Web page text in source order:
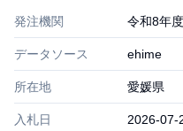
発注機関 令和8年
データソース ehime
所在地 愛媛県
入札日 2026-07-